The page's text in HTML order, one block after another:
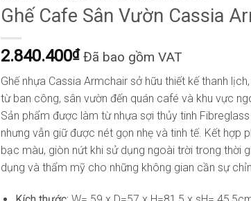
Ghế Cafe Sân Vườn Cassia
2.840.400₫ Đã bao gồm VAT
Ghế nhựa Cassia Armchair sở hữu thiết kế thanh
từ ban công, sân vườn đến quán café và khu vực
Sản phẩm được làm từ nhựa sợi thủy tinh
nhưng vẫn giữ được nét gọn nhẹ và tinh tế. Kết hợp
bạc màu, giòn nứt khi sử dụng ngoài trời trong thời
dụng và thẩm mỹ cho những không gian cần sự